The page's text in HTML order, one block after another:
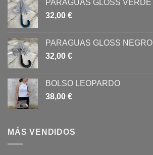
PARAGUAS GLOSS VERDE
32,00 €
PARAGUAS GLOSS NEGRO
32,00 €
BOLSO LEOPARDO
38,00 €
MÁS VENDIDOS